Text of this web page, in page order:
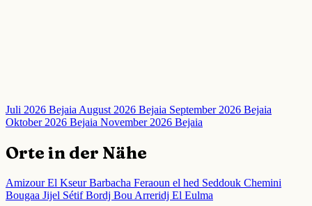
Juli 2026 BejaiaAugust 2026 Bejaia September 2026 Bejaia
Oktober 2026 Bejaia November 2026 Bejaia
Orte in der Nähe
AmizourEl KseurBarbacha Feraoun el hed Seddouk Chemini
Bougaa Jijel SétifBordj Bou Arreridj El Eulma